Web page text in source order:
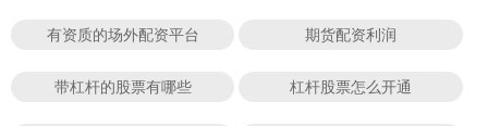
有资质的场外配资平台 期货配资利润
带杠杆的股票有哪些 杠杆股票怎么开通